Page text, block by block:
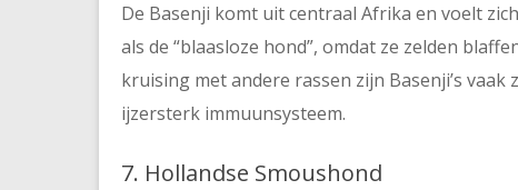
De Basenji komt uit centraal Afrika en voelt
als de “blaasloze hond”, omdat ze zelden
kruising met andere rassen zijn Basenji’s
ijzersterk immuunsysteem.
7. Hollandse Smoushond